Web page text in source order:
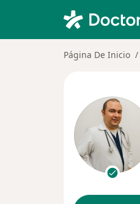
Página De Inicio